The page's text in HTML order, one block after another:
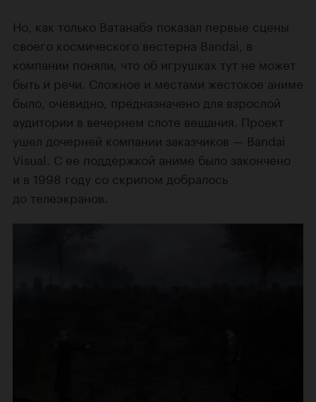
Но, как только Ватанабэ показал первые сцены
своего космического вестерна Bandai, в
компании поняли, что об игрушках тут не может
быть и речи. Сложное и местами жестокое аниме
было, очевидно, предназначено для взрослой
аудитории в вечернем слоте вещания. Проект
ушел дочерней компании заказчиков — Bandai
Visual. С ее поддержкой аниме было закончено
и в 1998 году со скрипом добралось
до телеэкранов.